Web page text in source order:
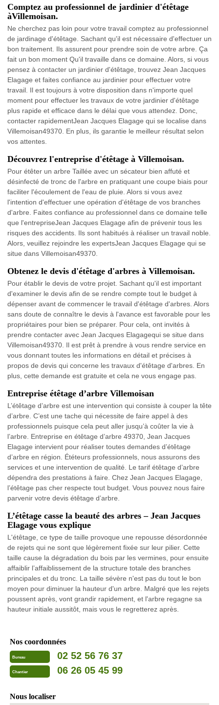
Comptez au professionnel de jardinier d'étêtage
àVillemoisan.
Ne cherchez pas loin pour votre travail comptez au professionnel
de jardinage d'étêtage. Sachant qu'il est nécessaire d'effectuer un
bon traitement. Ils assurent pour prendre soin de votre arbre. Ça
fait un bon moment Qu'il travaille dans ce domaine. Alors, si vous
pensez à contacter un jardinier d'étêtage, trouvez Jean Jacques
Elagage et faites confiance au jardinier pour effectuer votre
travail. Il est toujours à votre disposition dans n'importe quel
moment pour effectuer les travaux de votre jardinier d'étêtage
plus rapide et efficace dans le délai que vous attendez. Donc,
contacter rapidementJean Jacques Elagage qui se localise dans
Villemoisan49370. En plus, ils garantie le meilleur résultat selon
vos attentes.
Découvrez l'entreprise d'étêtage à Villemoisan.
Pour étêter un arbre Taillée avec un sécateur bien affuté et
désinfecté de tronc de l'arbre en pratiquant une coupe biais pour
faciliter l'écoulement de l'eau de pluie. Alors si vous avez
l'intention d'effectuer une opération d'étêtage de vos branches
d'arbre. Faites confiance au professionnel dans ce domaine telle
que l'entrepriseJean Jacques Elagage afin de prévenir tous les
risques des accidents. Ils sont habitués à réaliser un travail noble.
Alors, veuillez rejoindre les expertsJean Jacques Elagage qui se
situe dans Villemoisan49370.
Obtenez le devis d'étêtage d'arbres à Villemoisan.
Pour établir le devis de votre projet. Sachant qu'il est important
d'examiner le devis afin de se rendre compte tout le budget à
dépenser avant de commencer le travail d'étêtage d'arbres. Alors
sans doute de connaître le devis à l'avance est favorable pour les
propriétaires pour bien se préparer. Pour cela, ont invités à
prendre contacter avec Jean Jacques Elagagequi se situe dans
Villemoisan49370. Il est prêt à prendre à vous rendre service en
vous donnant toutes les informations en détail et précises à
propos de devis qui concerne les travaux d'étêtage d'arbres. En
plus, cette demande est gratuite et cela ne vous engage pas.
Entreprise étêtage d’arbre Villemoisan
L’étêtage d’arbre est une intervention qui consiste à couper la tête
d’arbre. C’est une tache qui nécessite de faire appel à des
professionnels puisque cela peut aller jusqu’à coûter la vie à
l’arbre. Entreprise en étêtage d’arbre 49370, Jean Jacques
Elagage intervient pour réaliser toutes demandes d’étêtage
d’arbre en région. Ététeurs professionnels, nous assurons des
services et une intervention de qualité. Le tarif étêtage d’arbre
dépendra des prestations à faire. Chez Jean Jacques Elagage,
l’étêtage pas cher respecte tout budget. Vous pouvez nous faire
parvenir votre devis étêtage d’arbre.
L’étêtage casse la beauté des arbres – Jean Jacques
Elagage vous explique
L'étêtage, ce type de taille provoque une repousse désordonnée
de rejets qui ne sont que légèrement fixée sur leur pilier. Cette
taille cause la dégradation du bois par les vermines, pour ensuite
affaiblir l’affaiblissement de la structure totale des branches
principales et du tronc. La taille sévère n'est pas du tout le bon
moyen pour diminuer la hauteur d'un arbre. Malgré que les rejets
poussent après, vont grandir rapidement, et l'arbre regagne sa
hauteur initiale aussitôt, mais vous le regretterez après.
Nos coordonnées
Bureau 02 52 56 76 37
Chantier 06 26 05 45 99
Nous localiser